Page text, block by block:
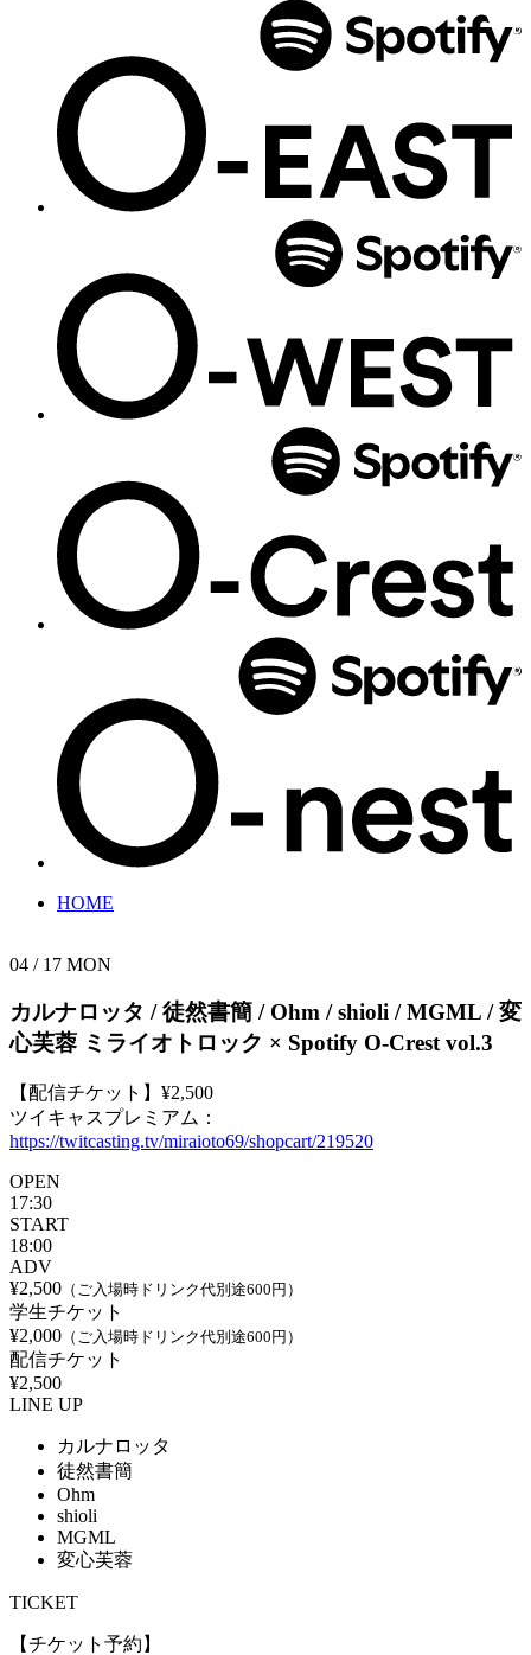
HOME
04 / 17 MON
カルナロッタ / 徒然書簡 / Ohm / shioli / MGML / 変
心芙蓉 ミライオトロック × Spotify O-Crest vol.3
【配信チケット】¥2,500
ツイキャスプレミアム：
https://twitcasting.tv/miraioto69/shopcart/219520
OPEN
17:30
START
18:00
ADV
¥2,500 （ご入場時ドリンク代別途600円）
学生チケット
¥2,000 （ご入場時ドリンク代別途600円）
配信チケット
¥2,500
LINE UP
カルナロッタ
徒然書簡
Ohm
shioli
MGML
変心芙蓉
TICKET
【チケット予約】